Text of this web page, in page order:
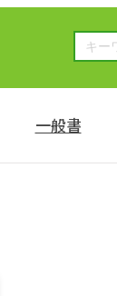
一般書